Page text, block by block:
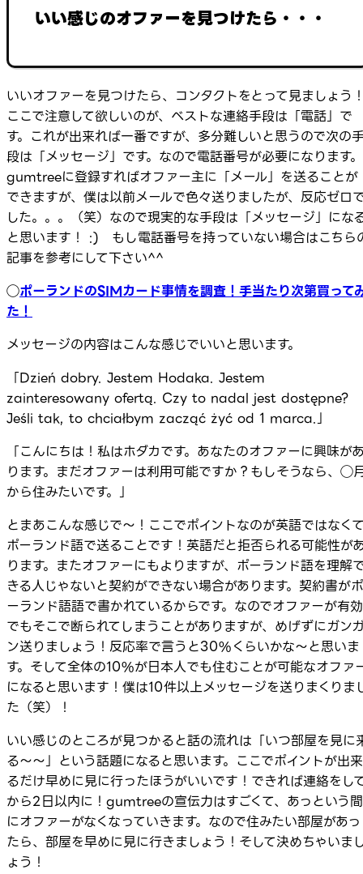
いい感じのオファーを見つけたら・・・
いいオファーを見つけたら、コンタクトをとって見ましょう
ここで注意して欲しいのが、ベストな連絡手段は「電話」で
す。これが出来れば一番ですが、多分難しいと思うので次の
段は「メッセージ」です。なので電話番号が必要になります。
gumtreeに登録すればオファー主に「メール」を送ることが
できますが、僕は以前メールで色々送りましたが、反応ゼロ
した。。。（笑）なので現実的な手段は「メッセージ」にな
と思います！ :) もし電話番号を持っていない場合はこちら
記事を参考にして下さい^^
◯ポーランドのSIMカード事情を調査！手当たり次第買って
た！
メッセージの内容はこんな感じでいいと思います。
「Dzień dobry. Jestem Hodaka. Jestem
zainteresowany ofertą. Czy to nadal jest dostępne?
Jeśli tak, to chciałbym zacząć żyć od 1 marca.」
「こんにちは！私はホダカです。あなたのオファーに興味が
ります。まだオファーは利用可能ですか？もしそうなら、◯
から住みたいです。」
とまあこんな感じで～！ここでポイントなのが英語ではなく
ポーランド語で送ることです！英語だと拒否られる可能性が
ります。またオファーにもよりますが、ポーランド語を理解
きる人じゃないと契約ができない場合があります。契約書がポ
ーランド語語で書かれているからです。なのでオファーが有効
でもそこで断られてしまうことがありますが、めげずにガン
ン送りましょう！反応率で言うと30%くらいかな～と思いま
す。そして全体の10%が日本人でも住むことが可能なオファ
になると思います！僕は10件以上メッセージを送りまくりま
た（笑）！
いい感じのところが見つかると話の流れは「いつ部屋を見に
る～～」という話題になると思います。ここでポイントが出来
るだけ早めに見に行ったほうがいいです！できれば連絡をし
から2日以内に！gumtreeの宣伝力はすごくて、あっという間
にオファーがなくなっていきます。なので住みたい部屋があっ
たら、部屋を早めに見に行きましょう！そして決めちゃいま
ょう！